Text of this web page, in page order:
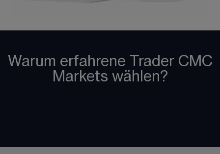
Warum erfahrene Trader CMC
Markets wählen?